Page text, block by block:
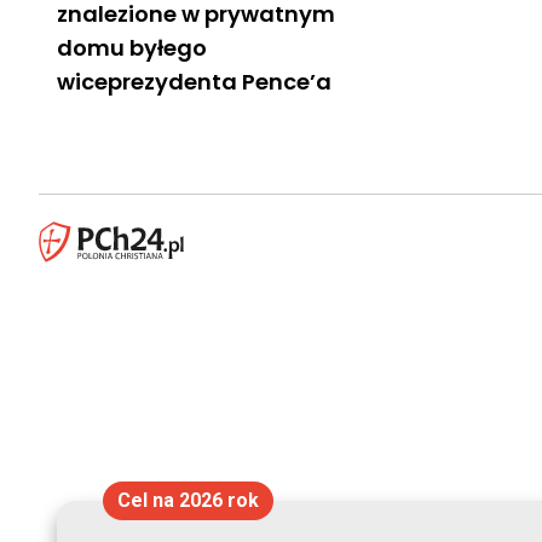
znalezione w prywatnym
domu byłego
wiceprezydenta Pence’a
Cel na 2026 rok